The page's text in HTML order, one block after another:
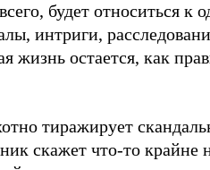
будет относиться к
интриги,
жизнь остается, как
тиражирует
скажет что-то крайне